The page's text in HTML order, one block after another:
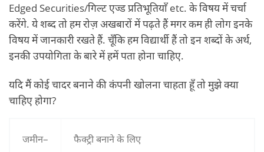
Edged Securities/गिल्ट एज्ड प्रतिभूतियाँ etc. के विषय में चर्चा
करेंगे. ये शब्द तो हम रोज़ अखबारों में पढ़ते हैं मगर कम ही लोग इनके
विषय में जानकारी रखते हैं. चूँकि हम विद्यार्थी हैं तो इन शब्दों के अर्थ,
इनकी उपयोगिता के बारे में हमें पता होना चाहिए.
यदि मैं कोई चादर बनाने की कंपनी खोलना चाहता हूँ तो मुझे क्या
चाहिए होगा?
जमीन– फैक्ट्री बनाने के लिए